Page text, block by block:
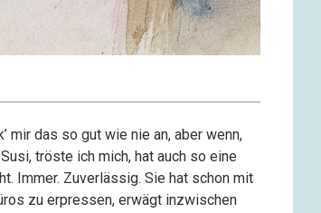
mir das so gut wie nie an, aber wenn,
tröste ich mich, hat auch so eine
Immer. Zuverlässig. Sie hat schon mit
zu erpressen, erwägt inzwischen